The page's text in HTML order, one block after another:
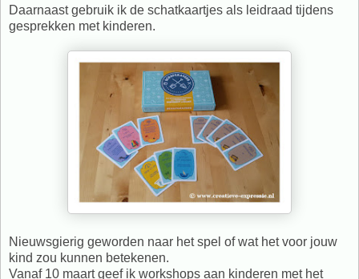
Daarnaast gebruik ik de schatkaartjes als leidraad tijdens
gesprekken met kinderen.
Nieuwsgierig geworden naar het spel of wat het voor jouw
kind zou kunnen betekenen.
Vanaf 10 maart geef ik workshops aan kinderen met het